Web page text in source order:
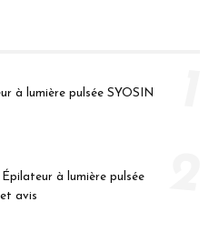
à lumière pulsée SYOSIN
à lumière pulsée
avis